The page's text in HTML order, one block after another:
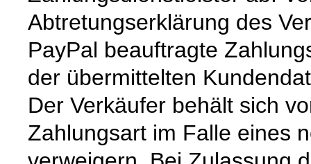
Abtretungserklärung des
PayPal beauftragte
der übermittelten
Der Verkäufer behält sich
Zahlungsart im Falle eines